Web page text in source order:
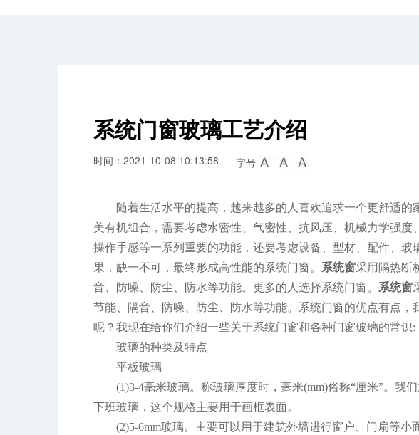
系统门窗玻璃工艺介绍
时间：2021-10-08 10:13:58 字号
随着生活水平的提高，越来越多的人喜欢追求一个更舒适的
美有机组合，需要考虑水密性、气密性、抗风压、机械力学强度
操作手感等一系列重要的功能，还要考虑设备、型材、配件、
果，缺一不可，最终形成高性能的系统门窗。 系统窗采用隔热断
音、防噪、防尘、防水等功能。更多的人选择系统门窗。 系统窗
节能、隔音、防噪、防尘、防水等功能。系统门窗的优点有点，
呢？我现在给你们介绍一些关于系统门窗和各种门窗玻璃的常识:
玻璃的种类及特点
平板玻璃
(1)3-4毫米玻璃。称玻璃厚度时，毫米(mm)俗称“厘米”。我
下班玻璃，这个规格主要用于画框表面。
(2)5-6mm玻璃。主要可以用于建筑外墙进行窗户、门扇等小